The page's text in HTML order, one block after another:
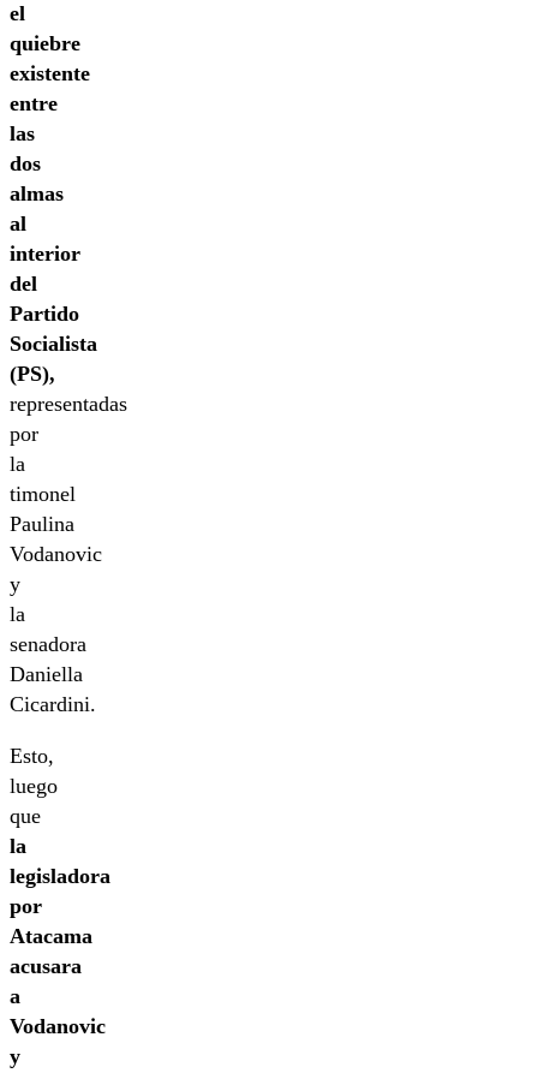
el
quiebre
existente
entre
las
dos
almas
al
interior
del
Partido
Socialista
(PS),
representadas
por
la
timonel
Paulina
Vodanovic
y
la
senadora
Daniella
Cicardini.
Esto,
luego
que
la
legisladora
por
Atacama
acusara
a
Vodanovic
y